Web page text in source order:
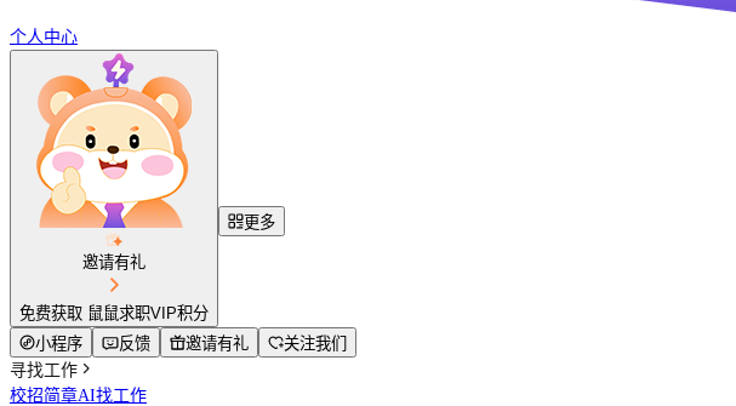
个人中心
邀请有礼
免费获取 鼠鼠求职VIP积分
更多
小程序 反馈 邀请有礼
关注我们
寻找工作
校招简章AI找工作